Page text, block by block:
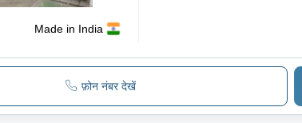
Made in India
फ़ोन नंबर देखें